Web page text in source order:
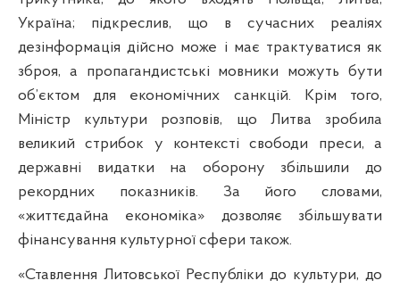
Україна; підкреслив, що в сучасних реаліях
дезінформація дійсно може і має трактуватися як
зброя, а пропагандистські мовники можуть бути
об’єктом для економічних санкцій. Крім того,
Міністр культури розповів, що Литва зробила
великий стрибок у контексті свободи преси, а
державні видатки на оборону збільшили до
рекордних показників. За його словами,
«життєдайна економіка» дозволяє збільшувати
фінансування культурної сфери також.
«Ставлення Литовської Республіки до культури, до